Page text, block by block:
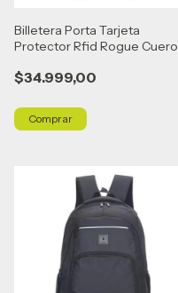
Billetera Porta Tarjeta
Protector Rfid Rogue Cuero
$34.999,00